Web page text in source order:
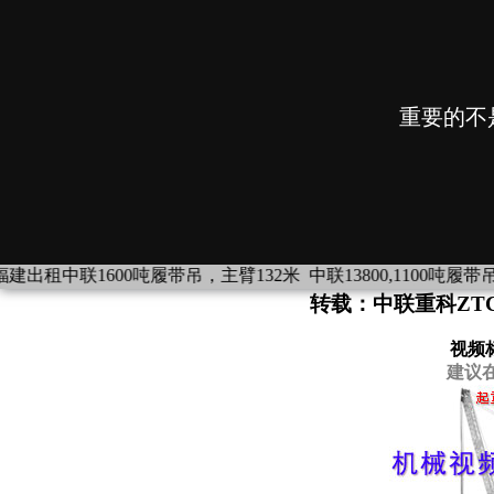
吨履带吊，主臂132米 中联13800,1100吨履带吊，湖南四
转载：中联重科
视频
建议